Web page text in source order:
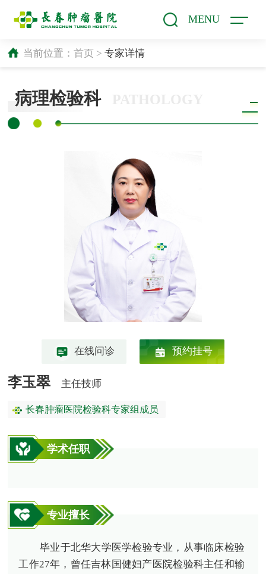
MENU
当前位置： 首页> 专家详情
病理检验科
在线问诊 预约挂号
李玉翠 主任技师
长春肿瘤医院检验科专家组成员
学术任职
专业擅长
毕业于北华大学医学检验专业，从事临床检验
工作27年，曾任吉林国健妇产医院检验科主任和输